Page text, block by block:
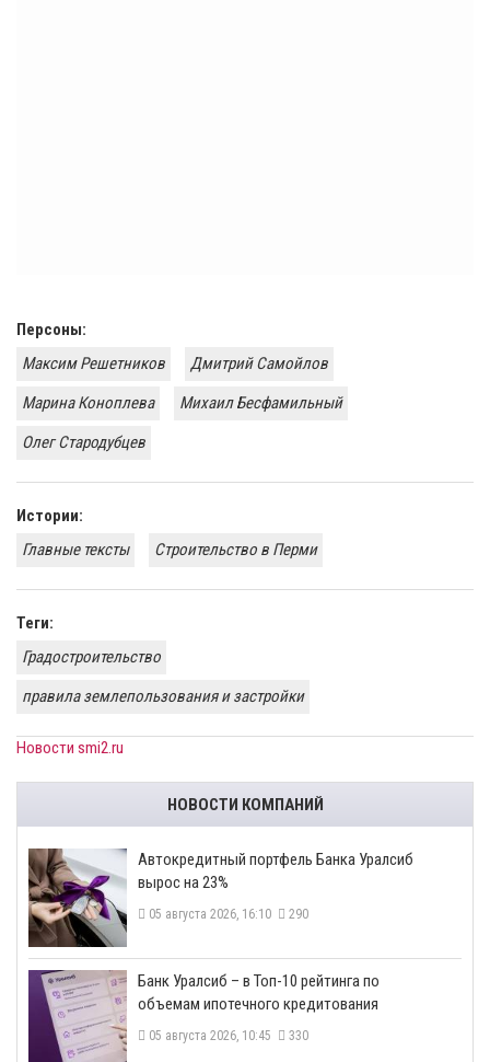
Персоны:
Максим Решетников
Дмитрий Самойлов
Марина Коноплева
Михаил Бесфамильный
Олег Стародубцев
Истории:
Главные тексты
Строительство в Перми
Теги:
Градостроительство
правила землепользования и застройки
Новости smi2.ru
НОВОСТИ КОМПАНИЙ
​Автокредитный портфель Банка Уралсиб
вырос на 23%
05 августа 2026, 16:10 290
​Банк Уралсиб – в Топ-10 рейтинга по
объемам ипотечного кредитования
05 августа 2026, 10:45 330